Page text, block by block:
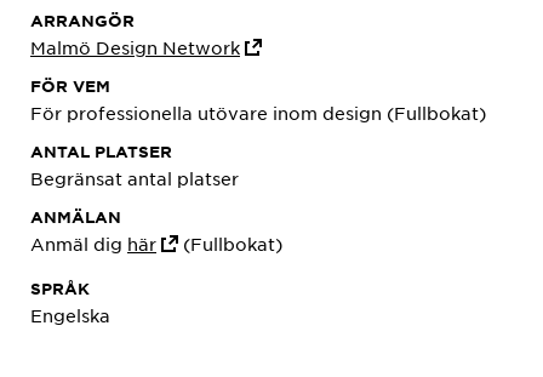
ARRANGÖR
Malmö Design Network
FÖR VEM
För professionella utövare inom design (Fullbokat)
ANTAL PLATSER
Begränsat antal platser
ANMÄLAN
Anmäl dig här (Fullbokat)
SPRÅK
Engelska